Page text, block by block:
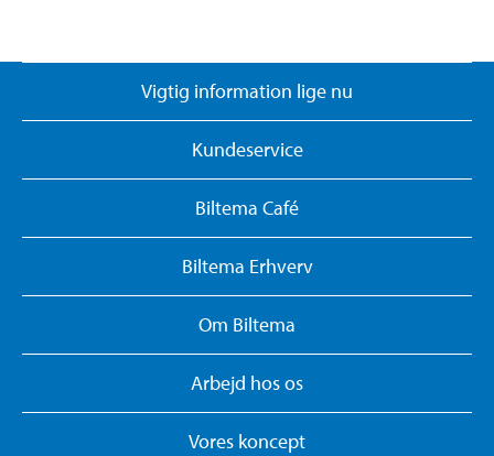
Vigtig information lige nu
Kundeservice
Biltema Café
Biltema Erhverv
Om Biltema
Arbejd hos os
Vores koncept